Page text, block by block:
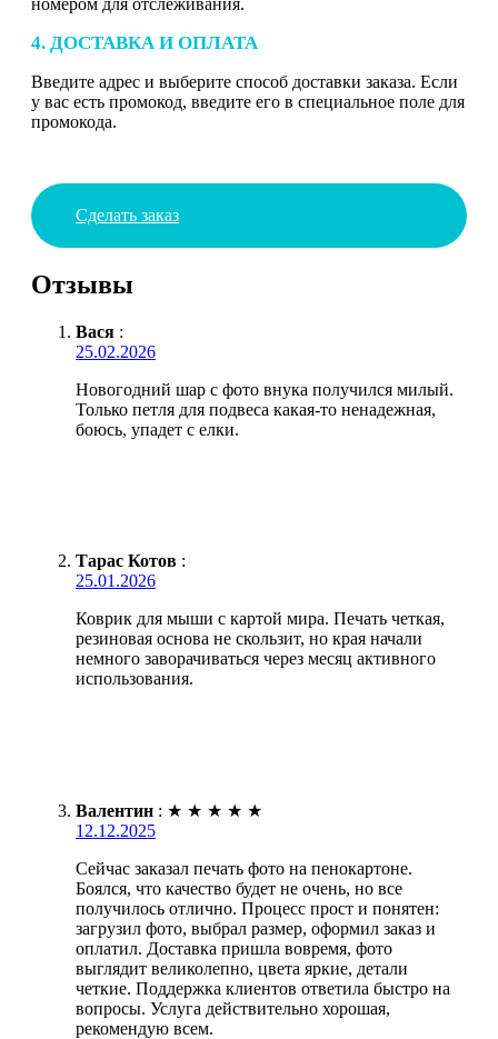
4. ДОСТАВКА И ОПЛАТА
Введите адрес и выберите способ доставки заказа. Если
у вас есть промокод, введите его в специальное поле для
промокода.
Сделать заказ
Отзывы
Вася :
25.02.2026
Новогодний шар с фото внука получился милый.
Только петля для подвеса какая-то ненадежная,
боюсь, упадет с елки.
Тарас Котов :
25.01.2026
Коврик для мыши с картой мира. Печать четкая,
резиновая основа не скользит, но края начали
немного заворачиваться через месяц активного
использования.
Валентин : ★ ★ ★ ★ ★
12.12.2025
Сейчас заказал печать фото на пенокартоне.
Боялся, что качество будет не очень, но все
получилось отлично. Процесс прост и понятен:
загрузил фото, выбрал размер, оформил заказ и
оплатил. Доставка пришла вовремя, фото
выглядит великолепно, цвета яркие, детали
четкие. Поддержка клиентов ответила быстро на
вопросы. Услуга действительно хорошая,
рекомендую всем.